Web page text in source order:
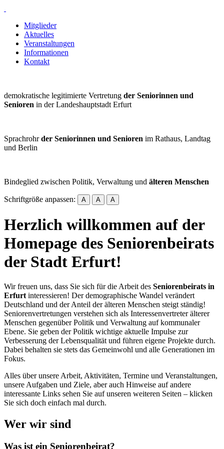
Mitglieder
Aktuelles
Veranstaltungen
Informationen
Kontakt
demokratische legitimierte Vertretung der Seniorinnen und
Senioren in der Landeshauptstadt Erfurt
Sprachrohrder Seniorinnen und Senioren im Rathaus, Landtag
und Berlin
Bindeglied zwischen Politik, Verwaltung und älteren Menschen
Schriftgröße anpassen: A A A
Herzlich willkommen auf der
Homepage des Seniorenbeirats
der Stadt Erfurt!
Wir freuen uns, dass Sie sich für die Arbeit des Seniorenbeirats in
Erfurt interessieren! Der demographische Wandel verändert
Deutschland und der Anteil der älteren Menschen steigt ständig!
Seniorenvertretungen verstehen sich als Interessenvertreter älterer
Menschen gegenüber Politik und Verwaltung auf kommunaler
Ebene. Sie geben der Politik wichtige aktuelle Impulse zur
Verbesserung der Lebensqualität und führen eigene Projekte durch.
Dabei behalten sie stets das Gemeinwohl und alle Generationen im
Fokus.
Alles über unsere Arbeit, Aktivitäten, Termine und Veranstaltungen,
unsere Aufgaben und Ziele, aber auch Hinweise auf andere
interessante Links sehen Sie auf unseren weiteren Seiten – klicken
Sie sich doch einfach mal durch.
Wer wir sind
Was ist ein Seniorenbeirat?